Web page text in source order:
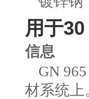
用于
信息
GN
材系统